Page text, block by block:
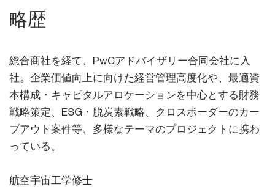
略歴
総合商社を経て、PwCアドバイザリー合同会社に入
社。企業価値向上に向けた経営管理高度化や、最適資
本構成・キャピタルアロケーションを中心とする財務
戦略策定、ESG・脱炭素戦略、クロスボーダーのカー
ブアウト案件等、多様なテーマのプロジェクトに携わ
っている。
航空宇宙工学修士